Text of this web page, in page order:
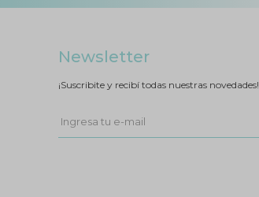
Newsletter
¡Suscribite y recibí todas nuestras novedades!